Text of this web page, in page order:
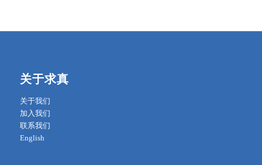
关于求真
关于我们
加入我们
联系我们
English